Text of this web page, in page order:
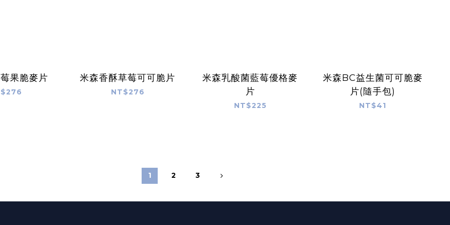
果脆麥片 米森香酥草莓可可脆片
NT$276
米森乳酸菌藍莓優格麥
片
NT$225
米森BC益生菌可可脆麥
片(隨手包)
NT$41
1 2 3